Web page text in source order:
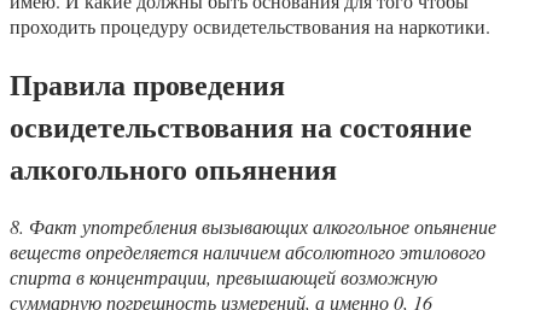
проходить процедуру освидетельствования на наркотики.
Правила проведения
освидетельствования на состояние
алкогольного опьянения
8. Факт употребления вызывающих алкогольное опьянение
веществ определяется наличием абсолютного этилового
спирта в концентрации, превышающей возможную
суммарную погрешность измерений, а именно 0, 16